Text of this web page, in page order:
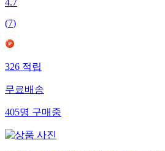
4.7
(7)
326적립
무료배송
405명구매중